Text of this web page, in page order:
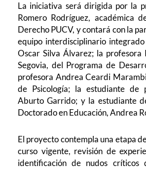
La iniciativa será dirigida por la
Romero Rodríguez, académica
Derecho PUCV, y contará con la
equipo interdisciplinario
Oscar Silva Álvarez; la profesora
Segovia, del Programa de
profesora Andrea Ceardi
de Psicología; la estudiante de
Aburto Garrido; y la estudiante
Doctorado en Educación, Andrea
El proyecto contempla una etapa
curso vigente, revisión de
identificación de nudos críticos